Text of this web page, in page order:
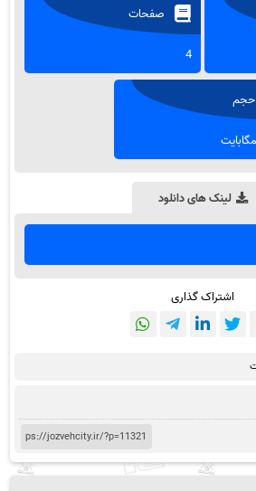
صفحات
4
حجم
لینک های دانلود
اشتراک گذاری